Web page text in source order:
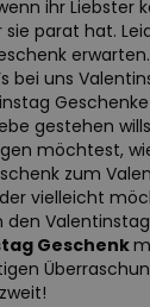
ihr Liebster
sie parat hat.
bei uns
gestehen
möchtest,
zum
vielleicht
den
Geschenk